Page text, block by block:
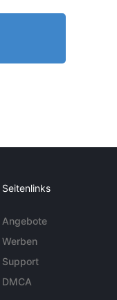
Seitenlinks
Angebote
Werben
Support
DMCA